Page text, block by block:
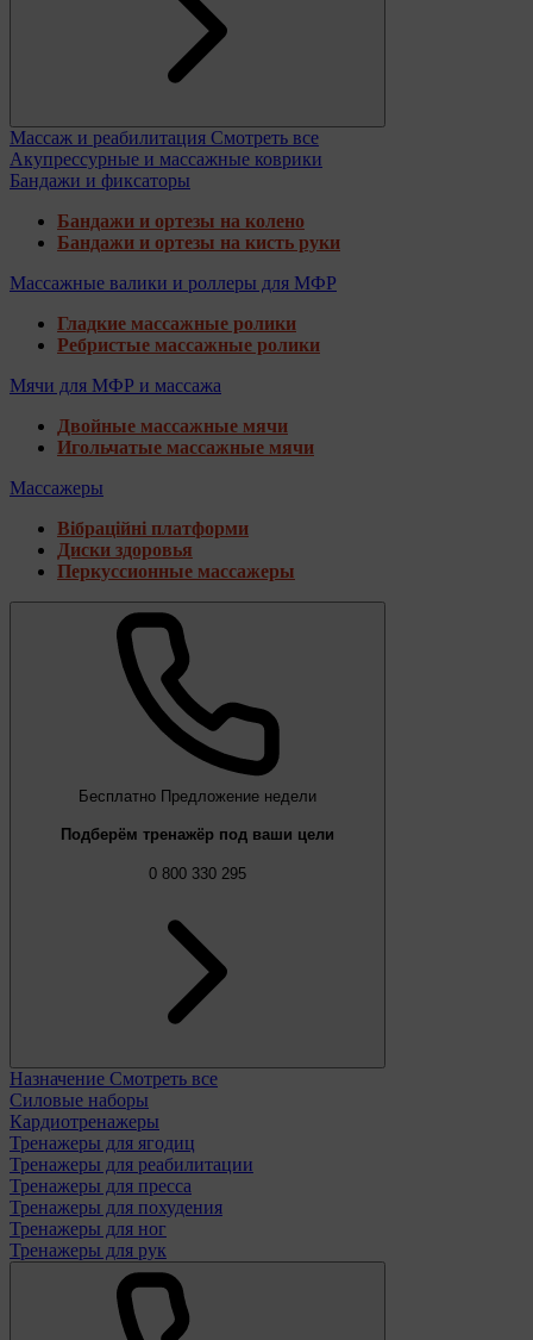
Массаж и реабилитация Смотреть все
Акупрессурные и массажные коврики
Бандажи и фиксаторы
Бандажи и ортезы на колено
Бандажи и ортезы на кисть руки
Массажные валики и роллеры для МФР
Гладкие массажные ролики
Ребристые массажные ролики
Мячи для МФР и массажа
Двойные массажные мячи
Игольчатые массажные мячи
Массажеры
Вібраційні платформи
Диски здоровья
Перкуссионные массажеры
Бесплатно Предложение недели
Подберём тренажёр под ваши цели
0 800 330 295
Назначение Смотреть все
Силовые наборы
Кардиотренажеры
Тренажеры для ягодиц
Тренажеры для реабилитации
Тренажеры для пресса
Тренажеры для похудения
Тренажеры для ног
Тренажеры для рук